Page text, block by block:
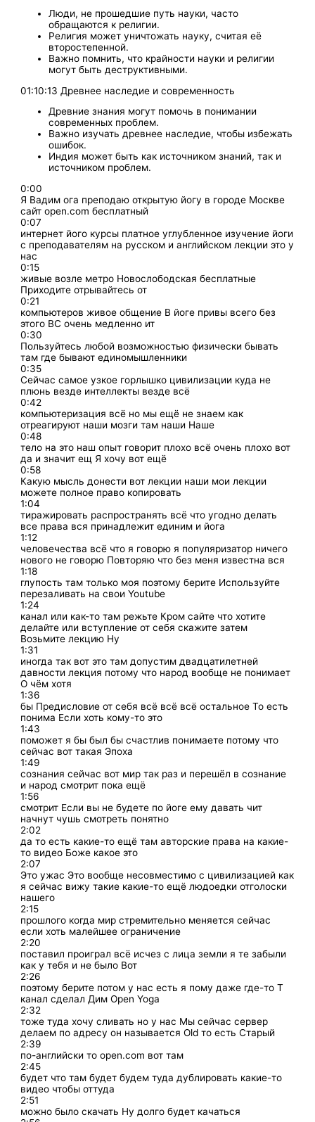
Люди, не прошедшие путь науки, часто
обращаются к религии.
Религия может уничтожать науку, считая её
второстепенной.
Важно помнить, что крайности науки и религии
могут быть деструктивными.
01:10:13 Древнее наследие и современность
Древние знания могут помочь в понимании
современных проблем.
Важно изучать древнее наследие, чтобы избежать
ошибок.
Индия может быть как источником знаний, так и
источником проблем.
0:00
Я Вадим ога преподаю открытую йогу в городе Москве
сайт open.com бесплатный
0:07
интернет його курсы платное углубленное изучение йоги
с преподавателям на русском и английском лекции это у
нас
0:15
живые возле метро Новослободская бесплатные
Приходите отрывайтесь от
0:21
компьютеров живое общение В йоге привы всего без
этого ВС очень медленно ит
0:30
Пользуйтесь любой возможностью физически бывать
там где бывают единомышленники
0:35
Сейчас самое узкое горлышко цивилизации куда не
плюнь везде интеллекты везде всё
0:42
компьютеризация всё но мы ещё не знаем как
отреагируют наши мозги там наши Наше
0:48
тело на это наш опыт говорит плохо всё очень плохо вот
да и значит ещ Я хочу вот ещё
0:58
Какую мысль донести вот лекции наши мои лекции
можете полное право копировать
1:04
тиражировать распространять всё что угодно делать
все права вся принадлежит единим и йога
1:12
человечества всё что я говорю я популяризатор ничего
нового не говорю Повторяю что без меня известна вся
1:18
глупость там только моя поэтому берите Используйте
перезаливать на свои Youtube
1:24
канал или как-то там режьте Кром сайте что хотите
делайте или вступление от себя скажите затем
Возьмите лекцию Ну
1:31
иногда так вот это там допустим двадцатилетней
давности лекция потому что народ вообще не понимает
О чём хотя
1:36
бы Предисловие от себя всё всё всё остальное То есть
понима Если хоть кому-то это
1:43
поможет я бы был бы счастлив понимаете потому что
сейчас вот такая Эпоха
1:49
сознания сейчас вот мир так раз и перешёл в сознание
и народ смотрит пока ещё
1:56
смотрит Если вы не будете по йоге ему давать чит
начнут чушь смотреть понятно
2:02
да то есть какие-то ещё там авторские права на какие-
то видео Боже какое это
2:07
Это ужас Это вообще несовместимо с цивилизацией как
я сейчас вижу такие какие-то ещё людоедки отголоски
нашего
2:15
прошлого когда мир стремительно меняется сейчас
если хоть малейшее ограничение
2:20
поставил проиграл всё исчез с лица земли я те забыли
как у тебя и не было Вот
2:26
поэтому берите потом у нас есть я пому даже где-то T
канал сделал Дим Open Yoga
2:32
тоже туда хочу сливать но у нас Мы сейчас сервер
делаем по адресу он называется Old то есть Старый
2:39
по-английски то open.com вот там
2:45
будет что там будет будем туда дублировать какие-то
видео чтобы оттуда
2:51
можно было скачать Ну долго будет качаться